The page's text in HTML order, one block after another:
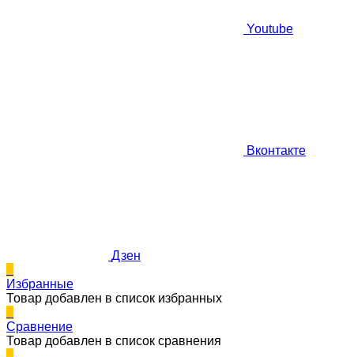
Youtube
Вконтакте
Дзен
Избранные
Товар добавлен в список избранных
Сравнение
Товар добавлен в список сравнения